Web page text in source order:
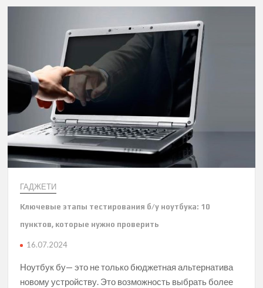
ГАДЖЕТИ
Ключевые этапы тестирования б/у ноутбука: 10
пунктов, которые нужно проверить
16.07.2024
Ноутбук бу— это не только бюджетная альтернатива
новому устройству. Это возможность выбрать более